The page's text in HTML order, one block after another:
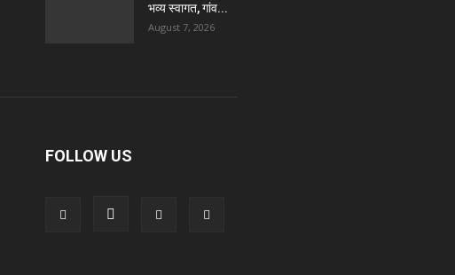
भव्य स्वागत, गांव...
August 7, 2026
FOLLOW US